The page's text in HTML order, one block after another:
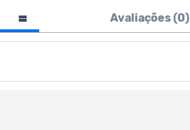
Avaliações (0)